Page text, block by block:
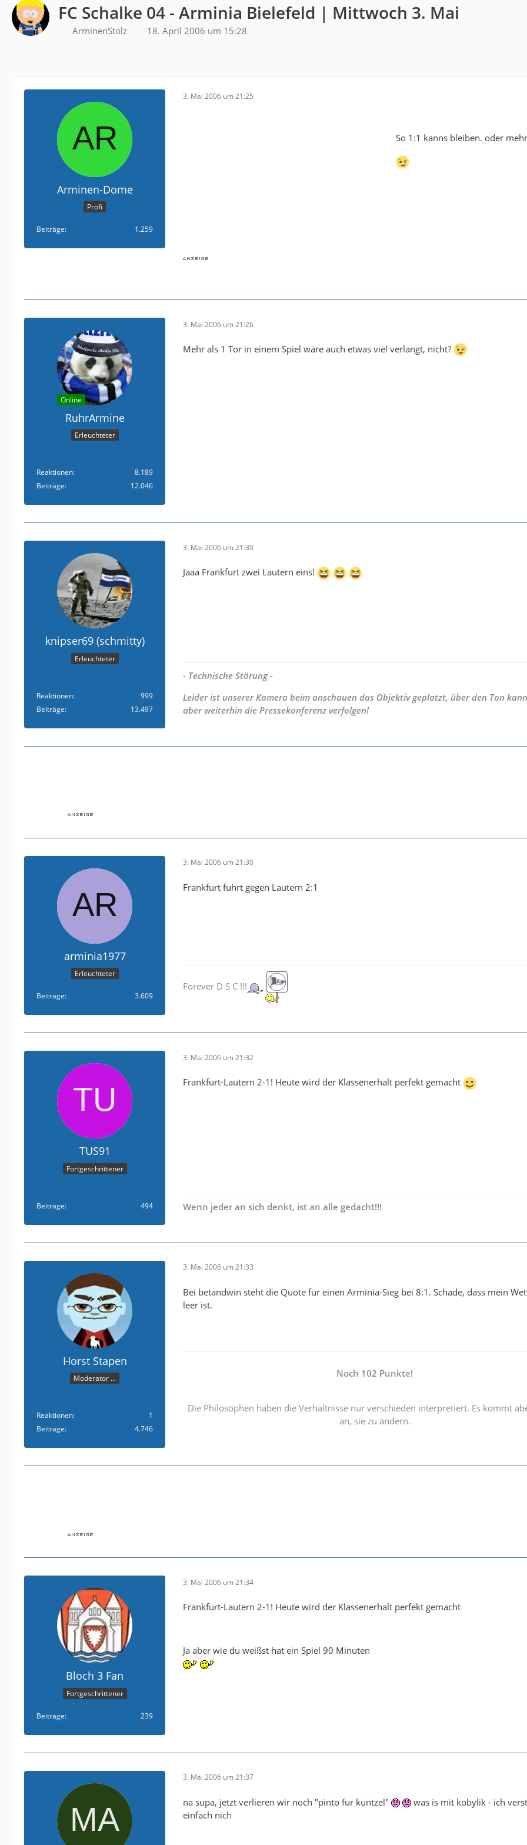
FC Schalke 04 - Arminia Bielefeld | Mittwoch 3. Mai
ArminenStolz 18. April 2006 um 15:28
Arminen-Dome
Profi
Beiträge 1.259
3. Mai 2006 um 21:25
So 1:1 kanns bleiben. oder
Online
RuhrArmine
Erleuchteter
Reaktionen
8.189
Beiträge
12.046
3. Mai 2006 um 21:26
Mehr als 1 Tor in einem Spiel wäre auch etwas viel verlangt, nicht?
knipser69 (schmitty)
Erleuchteter
Reaktionen
999
Beiträge
13.497
3. Mai 2006 um 21:30
Jaaa Frankfurt zwei Lautern eins!
- Technische Störung -
Leider ist unserer Kamera beim anschauen das Objektiv geplatzt, über den Ton
aber weiterhin die Pressekonferenz verfolgen!
arminia1977
Erleuchteter
Beiträge 3.609
3. Mai 2006 um 21:30
Frankfurt führt gegen Lautern 2:1
Forever D S C !!!
TUS91
Fortgeschrittener
Beiträge 494
3. Mai 2006 um 21:32
Frankfurt-Lautern 2-1! Heute wird der Klassenerhalt perfekt gemacht
Wenn jeder an sich denkt, ist an alle gedacht!!!
Horst Stapen
Moderator ...
Reaktionen
1
Beiträge
4.746
3. Mai 2006 um 21:33
Bei betandwin steht die Quote für einen Arminia-Sieg bei 8:1. Schade, dass mein
leer ist.
Noch 102 Punkte!
Die Philosophen haben die Verhältnisse nur verschieden interpretiert. Es kommt
an, sie zu ändern.
Bloch 3 Fan
Fortgeschrittener
Beiträge 239
3. Mai 2006 um 21:34
Frankfurt-Lautern 2-1! Heute wird der Klassenerhalt perfekt gemacht
Ja aber wie du weißst hat ein Spiel 90 Minuten
3. Mai 2006 um 21:37
na supa, jetzt verlieren wir noch "pinto für küntzel"
was is mit kobylik - ich
einfach nich